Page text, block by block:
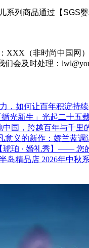
系列商品通过【SGS
XXX（非时尚中国网
会及时处理：
，如何让百年积淀持续
光新生」光起二十五
国，跨越百年与千里
意义的新作：娇兰蓝调
琥珀 · 婚礼秀】—— 您
岛精品店 2026年中秋